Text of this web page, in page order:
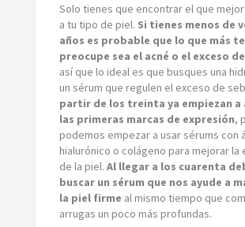
Solo tienes que encontrar el que
a tu tipo de piel. Si tienes menos de
años es probable que lo que más te
preocupe sea el acné o el exceso
así que lo ideal es que busques una
un sérum que regulen el exceso de
partir de los treinta ya empiezan a
las primeras marcas de expresión,
podemos empezar a usar sérums con
hialurónico o colágeno para mejorar la
de la piel. Al llegar a los cuarenta
buscar un sérum que nos ayude a
la piel firme al mismo tiempo que
arrugas un poco más profundas.